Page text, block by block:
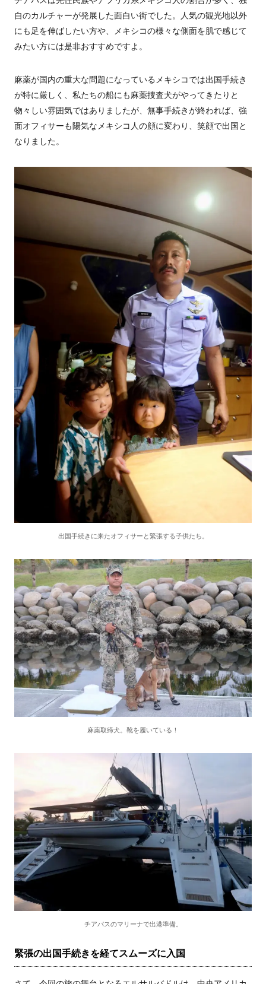
自のカルチャーが発展した面白い街でした。人気の観光地以外
にも足を伸ばしたい方や、メキシコの様々な側面を肌で感じて
みたい方には是非おすすめですよ。
麻薬が国内の重大な問題になっているメキシコでは出国手続き
が特に厳しく、私たちの船にも麻薬捜査犬がやってきたりと
物々しい雰囲気ではありましたが、無事手続きが終われば、強
面オフィサーも陽気なメキシコ人の顔に変わり、笑顔で出国と
なりました。
出国手続きに来たオフィサーと緊張する子供たち。
麻薬取締犬。靴を履いている！
チアパスのマリーナで出港準備。
緊張の出国手続きを経てスムーズに入国